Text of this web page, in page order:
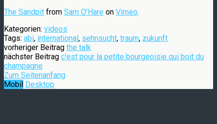
The Sandpit from Sam O’Hare on Vimeo.
Kategorien: videos
Tags: abi, international, sehnsucht, traum, zukunft
vorheriger Beitrag the talk
nächster Beitrag c'est pour la petite bourgeoisie qui boit du
champagne
Zum Seitenanfang
Mobil Desktop